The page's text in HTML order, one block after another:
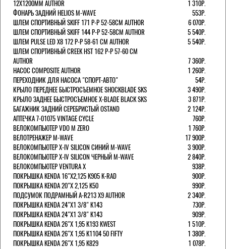
12Х1200ММ AUTHOR
1 310Р.
ФОНАРЬ ЗАДНИЙ HELIOS M-WAVE
553Р.
ШЛЕМ СПОРТИВНЫЙ SKIFF 171 Р-Р 52-58СМ AUTHOR
6 070Р.
ШЛЕМ СПОРТИВНЫЙ SKIFF 144 Р-Р 52-58СМ AUTHOR
5 540Р.
ШЛЕМ PULSE LED X8 172 Р-Р 58-61 СМ AUTHOR
5 540Р.
ШЛЕМ СПОРТИВНЫЙ CREEK HST 162 Р-Р 57-60 СМ
AUTHOR
7 360Р.
НАСОС COMPOSITE AUTHOR
1 260Р.
ПЕРЕХОДНИК ДЛЯ НАСОСА "СПОРТ-АВТО"
54Р.
КРЫЛО ПЕРЕДНЕЕ БЫСТРОСЪЕМНОЕ SHOCKBLADE SKS
3 490Р.
КРЫЛО ЗАДНЕЕ БЫСТРОСЪЕМНОЕ X-BLADE BLACK SKS
3 871Р.
БАГАЖНИК ЗАДНИЙ СЕРЕБРИСТЫЙ OSTAND
2 124Р.
АПТЕЧКА 7-01075 VINTAGE CYCLE
760Р.
ВЕЛОКОМПЬЮТЕР VDO M ZERO
1 760Р.
ВЕЛОТРЕНАЖЕР M-WAVE
17 900Р.
ВЕЛОКОМПЬЮТЕР X-IV SILICON СИНИЙ M-WAVE
3 900Р.
ВЕЛОКОМПЬЮТЕР X-IV SILICON ЧЕРНЫЙ M-WAVE
2 840Р.
ВЕЛОКОМПЬЮТЕР VENTURA Х
938Р.
ПОКРЫШКА KENDA 16"Х2,125 K905 K-RAD
900Р.
ПОКРЫШКА KENDA 20"Х 2,125 K50
990Р.
ПОДСУМОК ПОДРАМНЫЙ A-R213 X9 AUTHOR
2 340Р.
ПОКРЫШКА KENDA 24"Х1 3/8" K143
730Р.
ПОКРЫШКА KENDA 24"Х1 3/8" K143
909Р.
ПОКРЫШКА KENDA 26"Х 1,95 K193 KWEST
1 510Р.
ПОКРЫШКА KENDA 26"Х 1,95 K1104 50 FIFTY
1 380Р.
ПОКРЫШКА KENDA 26"Х 1,95 K829
1 078Р.